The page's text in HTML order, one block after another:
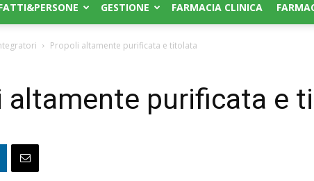
GESTIONE FARMACIA CLINICA
Propoli altamente purificata e titolata
altamente purificata e